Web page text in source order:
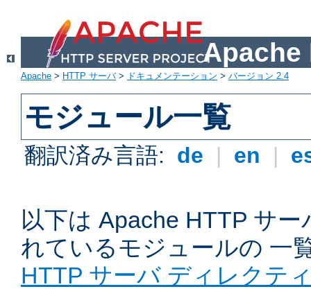
Apache
Apache > HTTP サーバ> ドキュメンテーション > バージョン 2.4
モジュール一覧
翻訳済み言語: de | en |
以下は Apache HTTP サ
れているモジュールの 一
HTTP サーバ ディレクテ